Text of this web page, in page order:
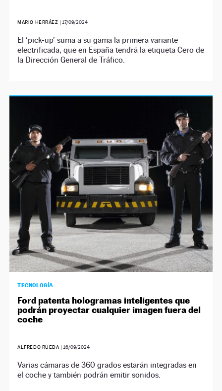
MARIO HERRÁEZ | 17/09/2024
El ‘pick-up’ suma a su gama la primera variante
electrificada, que en España tendrá la etiqueta Cero de
la Dirección General de Tráfico.
TECNOLOGÍA
Ford patenta hologramas inteligentes que
podrán proyectar cualquier imagen fuera del
coche
ALFREDO RUEDA |16/09/2024
Varias cámaras de 360 grados estarán integradas en
el coche y también podrán emitir sonidos.